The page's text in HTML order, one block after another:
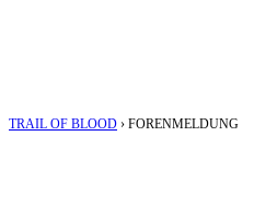
TRAIL OF BLOOD › FORENMELDUNG